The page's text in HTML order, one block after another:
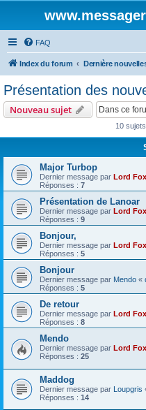
FAQ
Index du forum
Présentation des
Nouveau sujet
10
Major Turbop
Dernier message par Lord
Réponses : 7
Présentation de Lanoar
Dernier message par Lord
Réponses : 9
Bonjour,
Dernier message par Lord
Réponses : 5
Bonjour
Dernier message par Mendo «
Réponses : 5
De retour
Dernier message par Lord
Réponses : 8
Mendo
Dernier message par Lord
Réponses : 25
Maddog
Dernier message par Loupgris
Réponses : 14